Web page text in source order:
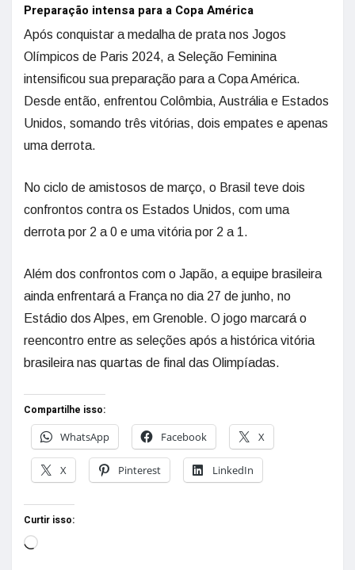
Preparação intensa para a Copa América
Após conquistar a medalha de prata nos Jogos
Olímpicos de Paris 2024, a Seleção Feminina
intensificou sua preparação para a Copa América.
Desde então, enfrentou Colômbia, Austrália e Estados
Unidos, somando três vitórias, dois empates e apenas
uma derrota.
No ciclo de amistosos de março, o Brasil teve dois
confrontos contra os Estados Unidos, com uma
derrota por 2 a 0 e uma vitória por 2 a 1.
Além dos confrontos com o Japão, a equipe brasileira
ainda enfrentará a França no dia 27 de junho, no
Estádio dos Alpes, em Grenoble. O jogo marcará o
reencontro entre as seleções após a histórica vitória
brasileira nas quartas de final das Olimpíadas.
Compartilhe isso:
WhatsApp
Facebook X
X Pinterest LinkedIn
Curtir isso: